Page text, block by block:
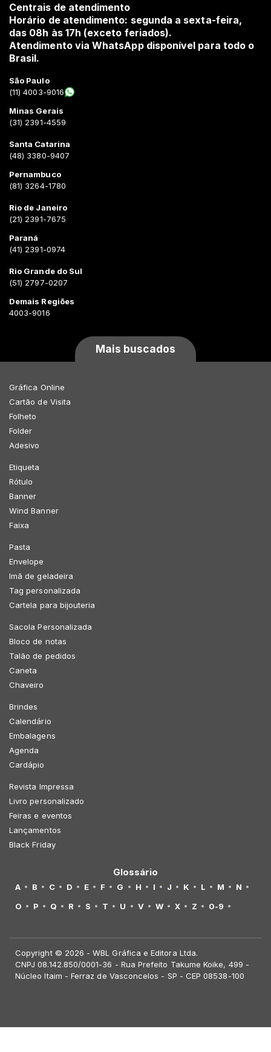
Centrais de atendimento
Horário de atendimento: segunda a sexta-feira,
das 08h às 17h (exceto feriados).
Atendimento via WhatsApp disponível para todo o
Brasil.
São Paulo
(11) 4003-9016
Minas Gerais
(31) 2391-4559
Santa Catarina
(48) 3380-9407
Pernambuco
(81) 3264-1780
Rio de Janeiro
(21) 2391-7675
Paraná
(41) 2391-0974
Rio Grande do Sul
(51) 2797-0207
Demais Regiões
4003-9016
Mais buscados
Gráfica Online
Cartão de Visita
Folheto
Folder
Adesivo
Etiqueta
Rótulo
Banner
Wind Banner
Faixa
Pasta
Envelope
Imã de geladeira
Tag personalizada
Cartela para bijouteria
Sacola Personalizada
Bloco de notas
Talão de pedidos
Caneta
Chaveiro
Brindes
Calendário
Embalagens
Agenda
Cardápio
Revista Impressa
Livro personalizado
Feiras e eventos
Lançamentos
Black Friday
Glossário
A B C D E F G H I J K L M
N
O
P Q R S T U V W X Z 0-9
Copyright © 2026 - WBL Gráfica e Editora Ltda.
CNPJ 08.142.850/0001-36 - Rua Prefeito Takume Koike, 499 -
Núcleo Itaim - Ferraz de Vasconcelos - SP - CEP 08538-100